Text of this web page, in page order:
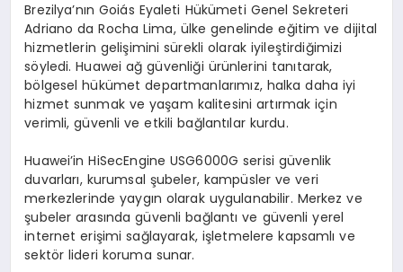
Brezilya’nın Goiás Eyaleti Hükümeti Genel Sekreteri
Adriano da Rocha Lima, ülke genelinde eğitim ve dijital
hizmetlerin gelişimini sürekli olarak iyileştirdiğimizi
söyledi. Huawei ağ güvenliği ürünlerini tanıtarak,
bölgesel hükümet departmanlarımız, halka daha iyi
hizmet sunmak ve yaşam kalitesini artırmak için
verimli, güvenli ve etkili bağlantılar kurdu.
Huawei’in HiSecEngine USG6000G serisi güvenlik
duvarları, kurumsal şubeler, kampüsler ve veri
merkezlerinde yaygın olarak uygulanabilir. Merkez ve
şubeler arasında güvenli bağlantı ve güvenli yerel
internet erişimi sağlayarak, işletmelere kapsamlı ve
sektör lideri koruma sunar.